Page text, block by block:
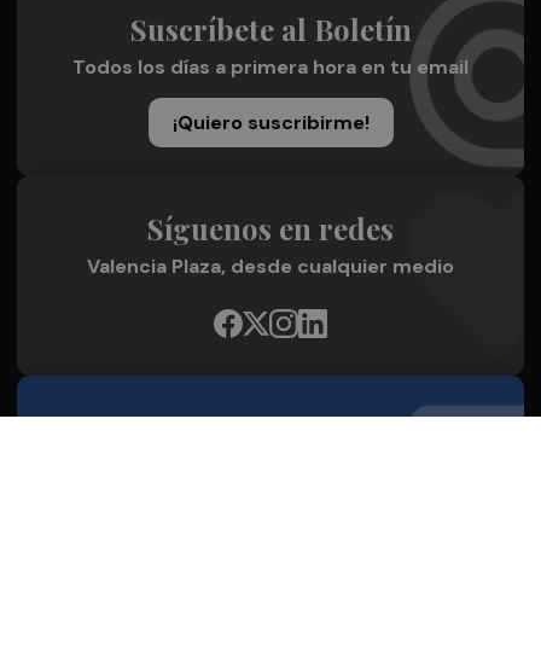
Suscríbete al Boletín
Todos los días a primera hora en tu email
¡Quiero suscribirme!
Síguenos en redes
Valencia Plaza, desde cualquier medio
Quienes Somos